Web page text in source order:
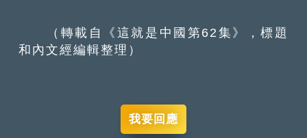
（轉載自《這就是中國第62集》，標題
和內文經編輯整理）
我要回應